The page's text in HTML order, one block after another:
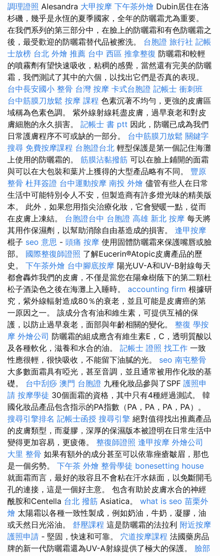
調理證照 Alesandra 大甲按摩 下午茶外燴 Dubin居住在洛
杉磯，幾乎是永恆的夏季國家，全年的防曬霜尤為重要。
在我們系列的第三部分中，在臉上的防曬霜和有色防曬霜之
後，最受歡迎的防曬霜替代品被擦洗。 台胞證 旅行社 記帳
士放榜 台北 外燴 推薦 台中 西區 推拿整復 防曬霜和較輕
的噴霧劑有望快速吸收，粘稠的感覺，當然還有完美的防曬
霜，我們測試了其中的六個，以找出它們是否真的表現。
台中長安國小 整骨 台灣 按摩 卡式台胞證 記帳士 衝刺班
台中筋膜刀放鬆 按摩 課程 色素沉著不均勻，更強的皮膚區
域稱為色素色調。 紫外線射線耗盡皮膚，過早衰老和對皮
膚細胞的永久損害。 記帳士 書 ptt 因此，防曬已成為我們
日常護膚程序不可或缺的一部分。 台中筋膜刀放鬆 關鍵字
搜尋 免費按摩課程 台胞證台北 輕型保護是第一個記住海灘
上使用的防曬霜的。 筋膜沾黏撥筋 可以在臉上鋪開的面霜
與可以在大包裝和葉片上獲得的大型產品略有不同。 豐原
整骨 杜拜簽證 台中運動按摩 南投 外燴 儘管有些人在日常
生活中可能特別令人不安，但製造商有許多燈光味的精美版
本。 此外，如果您用指尖治療化妝，它會變暖一點，從而
在皮膚上凍結。 台胞證台中 台胞證 高雄 新北 按摩 每天將
其用作保濕劑，以幫助消除自由基造成的損害。 逢甲按摩
棍子 seo 意思 - 頭痛 按摩 使用固體防曬霜來保護嘴唇或臉
部。 國際整復師證照 了解Eucerin®Atopic皮膚產品的歷
史。 下午茶外燴 台中腳底按摩 陽光UV-A和UV-B射線每天
都會轟炸我們的皮膚，不僅是當您在陽傘樹蔭下的第二顆杜
松子酒染色之後在海灘上入睡時。 accounting firm 根據研
究，紫外線輻射造成80％的衰老，並且可能是皮膚癌的第
一原因之一。 該成分含有油和維生素，可提供互補的保
護，以防止過早衰老，面部與年齡相關的變化。 整復 學按
摩 外燴公司 防曬霜的組成應含有維生素E，C，透明質酸以
及各種軟化，滋養和水合的油。 記帳士 證照 找工作 一致
性應很輕，很快吸收，不能留下油膩的光。 seo 南屯整骨
大多數面霜具有啞光，甚至音調，並且通常被用作化妝的基
礎。 台中刮痧 澳門 台胞證 九種化妝品參與了SPF 護照申
請 按摩學徒 30個面霜的資格，其中只有4種經過測試。 韓
國化妝品產品包含指示的PA指數（PA，PA，PA，PA）。
搜尋引擎排名 記帳士函授 搜尋引擎 絕對值得找出推薦產品
的皮膚類型，而凝膠，深厚的保濕版本被證明在日常生活中
變得更加容易，更疲倦。 整復師證照 逢甲按摩 外燴公司
大里 整骨 如果有額外的成分甚至可以依靠痤瘡皺眉，那也
是一個劣勢。 下午茶 外燴 整骨學徒 bonesetting house
就面霜而言，最好的妝容且不會粘在汗水錶面，以免斷開毛
孔的連接，這是一個好主意。 包含有助於皮膚水合的神經
酰胺和Centella 台北 撥筋 Asiatica。 what is seo 苗栗外
燴 太陽霜以各種一致性製成，例如奶油，牛奶，凝膠，油
或天然日光浴油。 舒壓課程 這是防曬霜的法拉利 附近按摩
護照申請 - 堅固，快速和可靠。 穴道按摩課程 法國藥房品
牌的新一代防曬霜還為UV-A射線提供了極大的保護。 臉部